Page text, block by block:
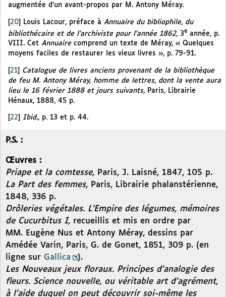
augmentée d’un avant-propos par M. Antony Méray.
[20] Louis Lacour, préface à Annuaire du bibliophile, du
bibliothécaire et de l’archiviste pour l’année 1862, 3e année, p.
VIII. Cet Annuaire comprend un texte de Méray, « Quelques
moyens faciles de restaurer les vieux livres », p. 79-91.
[21] Catalogue de livres anciens provenant de la bibliothèque
de feu M. Antony Méray, homme de lettres, dont la vente aura
lieu le 16 février 1888 et jours suivants, Paris, Librairie
Hénaux, 1888, 45 p.
22 Ibid., p. 13 et p. 44.
P.S. :
Œuvres :
Priape et la comtesse, Paris, J. Laisné, 1847, 105 p.
La Part des femmes, Paris, Librairie phalanstérienne,
1848, 336 p.
Drôleries végétales. L’Empire des légumes, mémoires
de Cucurbitus I, recueillis et mis en ordre par
MM. Eugène Nus et Antony Méray, dessins par
Amédée Varin, Paris, G. de Gonet, 1851, 309 p. (en
ligne sur Gallica
).
Les Nouveaux jeux floraux. Principes d’analogie des
fleurs. Science nouvelle, ou véritable art d’agrément,
à l’aide duquel on peut découvrir soi-même les